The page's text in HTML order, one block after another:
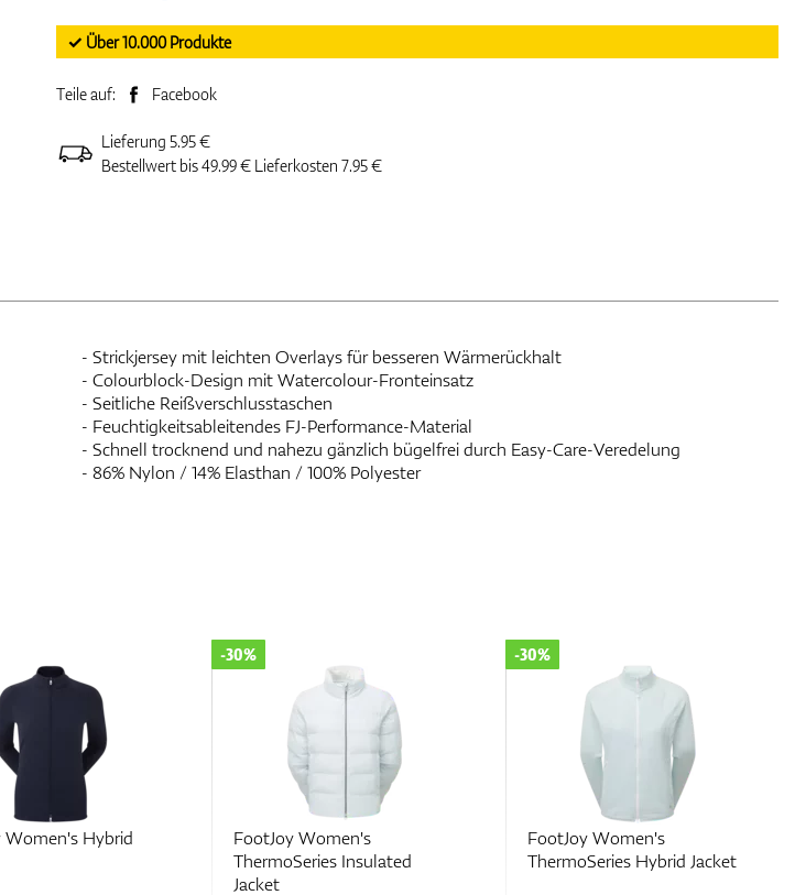
✓ Über 10.000 Produkte
Teile auf: Facebook
Lieferung 5.95 €
Bestellwert bis 49.99 € Lieferkosten 7.95 €
- Strickjersey mit leichten Overlays für besseren Wärmerückhalt
- Colourblock-Design mit Watercolour-Fronteinsatz
- Seitliche Reißverschlusstaschen
- Feuchtigkeitsableitendes FJ-Performance-Material
- Schnell trocknend und nahezu gänzlich bügelfrei durch Easy-Care-Veredelung
- 86% Nylon / 14% Elasthan / 100% Polyester
Women's
Insulated
FootJoy Women's
ThermoSeries Hybrid Jacket
-30%
FootJoy Women's Hybrid
Jacket
-50%